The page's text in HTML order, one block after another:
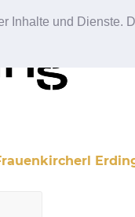
Inhalte und Dienste.